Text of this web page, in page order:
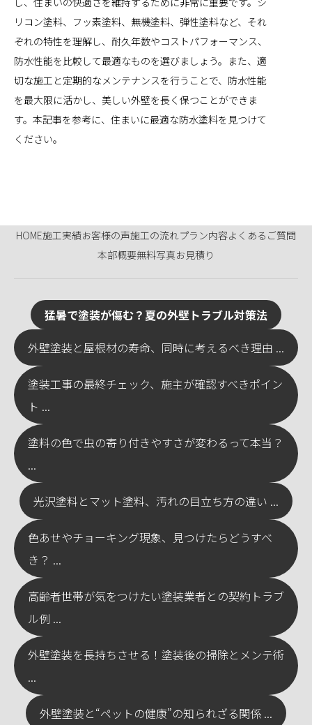
リコン塗料、フッ素塗料、無機塗料、弾性塗料など、それ
ぞれの特性を理解し、耐久年数やコストパフォーマンス、
防水性能を比較して最適なものを選びましょう。また、適
切な施工と定期的なメンテナンスを行うことで、防水性能
を最大限に活かし、美しい外壁を長く保つことができま
す。本記事を参考に、住まいに最適な防水塗料を見つけて
ください。
HOME施工実績お客様の声施工の流れプラン内容よくあるご質問
本部概要無料写真お見積り
猛暑で塗装が傷む？夏の外壁トラブル対策法
外壁塗装と屋根材の寿命、同時に考えるべき理由 ...
塗装工事の最終チェック、施主が確認すべきポイン
ト ...
塗料の色で虫の寄り付きやすさが変わるって本当？
...
光沢塗料とマット塗料、汚れの目立ち方の違い ...
色あせやチョーキング現象、見つけたらどうすべ
き？ ...
高齢者世帯が気をつけたい塗装業者との契約トラブ
ル例 ...
外壁塗装を長持ちさせる！塗装後の掃除とメンテ術
...
外壁塗装と“ペットの健康”の知られざる関係 ...